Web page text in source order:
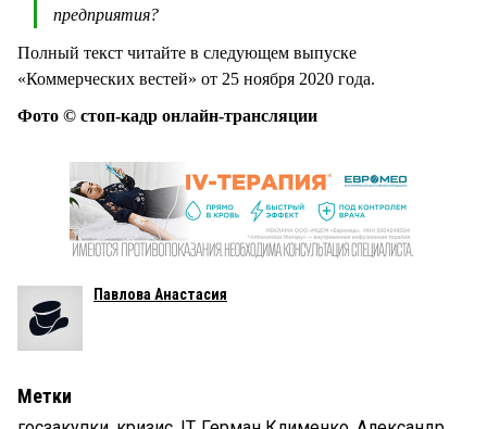
предприятия?
Полный текст читайте в следующем выпуске
«Коммерческих вестей» от 25 ноября 2020 года.
Фото © стоп-кадр онлайн-трансляции
Павлова Анастасия
Метки